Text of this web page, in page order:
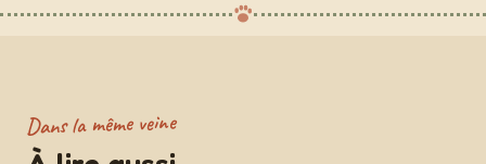
Dans la même veine